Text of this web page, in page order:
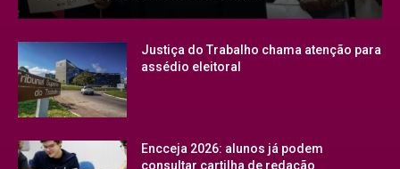
Justiça do Trabalho chama atenção para
assédio eleitoral
Encceja 2026: alunos já podem
consultar cartilha de redação